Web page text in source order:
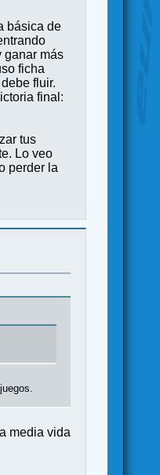
básica de
ganar más
ficha
fluir.
final:
tus
Lo veo
perder la
media vida